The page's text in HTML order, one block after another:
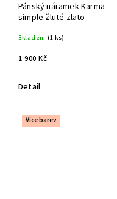
Pánský náramek Karma
simple žluté zlato
Skladem (1 ks)
1 900 Kč
Detail
Více barev